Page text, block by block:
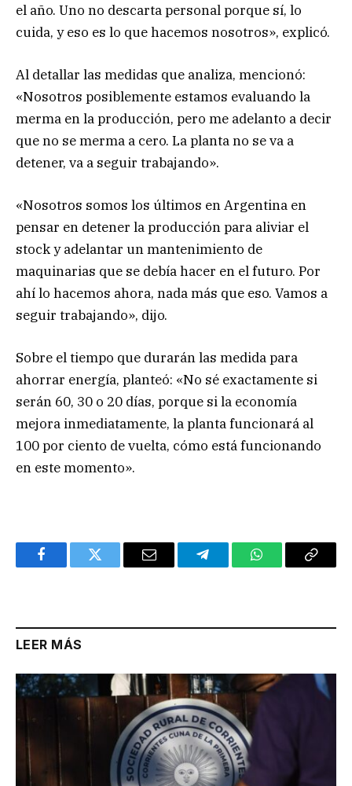
el año. Uno no descarta personal porque sí, lo
cuida, y eso es lo que hacemos nosotros», explicó.
Al detallar las medidas que analiza, mencionó:
«Nosotros posiblemente estamos evaluando la
merma en la producción, pero me adelanto a decir
que no se merma a cero. La planta no se va a
detener, va a seguir trabajando».
«Nosotros somos los últimos en Argentina en
pensar en detener la producción para aliviar el
stock y adelantar un mantenimiento de
maquinarias que se debía hacer en el futuro. Por
ahí lo hacemos ahora, nada más que eso. Vamos a
seguir trabajando», dijo.
Sobre el tiempo que durarán las medida para
ahorrar energía, planteó: «No sé exactamente si
serán 60, 30 o 20 días, porque si la economía
mejora inmediatamente, la planta funcionará al
100 por ciento de vuelta, cómo está funcionando
en este momento».
FacebookTwitter Email TelegramWhatsAppCopy
LEER MÁS